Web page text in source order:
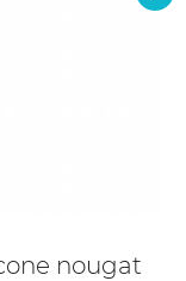
nougat